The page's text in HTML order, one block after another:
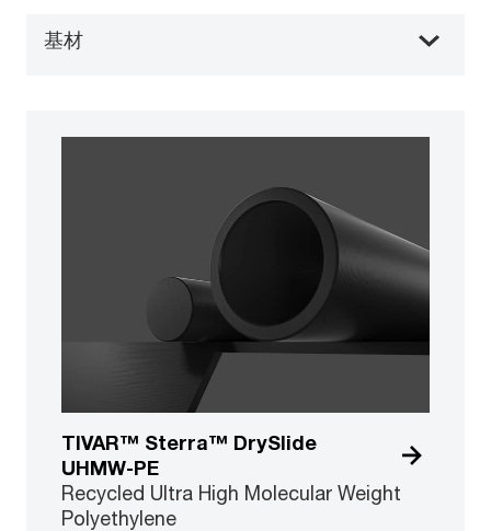
基材
TIVAR™ Sterra™ DrySlide
UHMW-PE
Recycled Ultra High Molecular Weight
Polyethylene